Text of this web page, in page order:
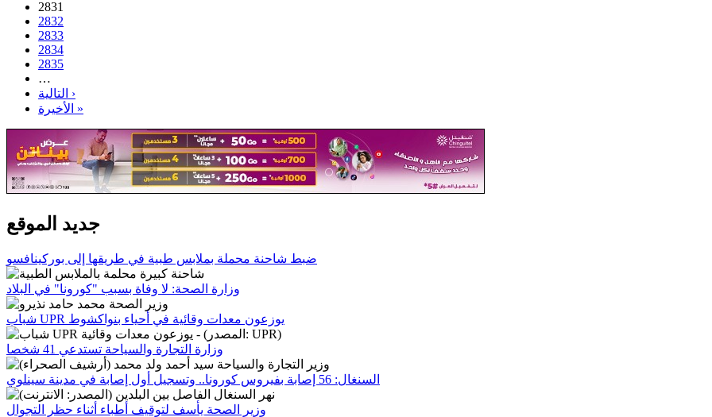
2831
2832
2833
2834
2835
…
التالية ›
الأخيرة »
جديد الموقع
ضبط شاحنة محملة بملابس طبية في طريقها إلى بوركينافسو
وزارة الصحة: لا وفاة بسبب "كورونا" في البلاد
شباب UPR يوزعون معدات وقائية في أحياء بنواكشوط
وزارة التجارة والسياحة تستدعي 41 شخصا
السنغال: 56 إصابة بفيروس كورونا.. وتسجيل أول إصابة في مدينة سينلوي
وزير الصحة يأسف لتوقيف أطباء أثناء حظر التجوال